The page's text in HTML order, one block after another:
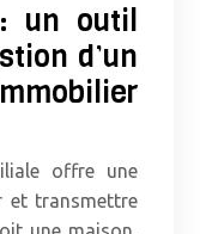
un outil
d’un
offre une
et transmettre